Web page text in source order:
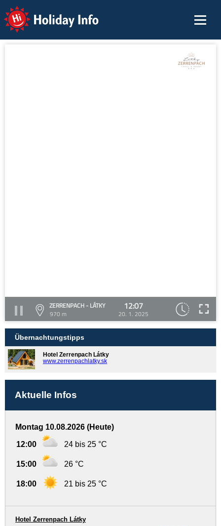
Holiday Info
ZERRENPACH - LÁTKY
970 m
12:07
20. 1. 2025
Übernachtungstipps
Hotel Zerrenpach Látky
www.zerrenpachlatky.sk
Aktuelle Infos
Montag 10.08.2026 (Heute)
12:00 24 bis 25 °C
15:00 26 °C
18:00 21 bis 25 °C
Hotel Zerrenpach Látky